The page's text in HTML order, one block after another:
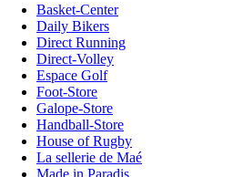
Basket-Center
Daily Bikers
Direct Running
Direct-Volley
Espace Golf
Foot-Store
Galope-Store
Handball-Store
House of Rugby
La sellerie de Maé
Made in Paradis